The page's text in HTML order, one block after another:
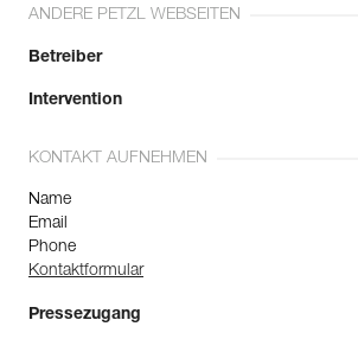
ANDERE PETZL WEBSEITEN
Betreiber
Intervention
KONTAKT AUFNEHMEN
Name
Email
Phone
Kontaktformular
Pressezugang